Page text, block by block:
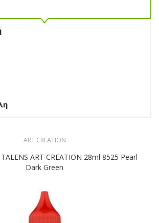
ART CREATION
ART CREATION 28ml 8525 Pearl
Dark Green